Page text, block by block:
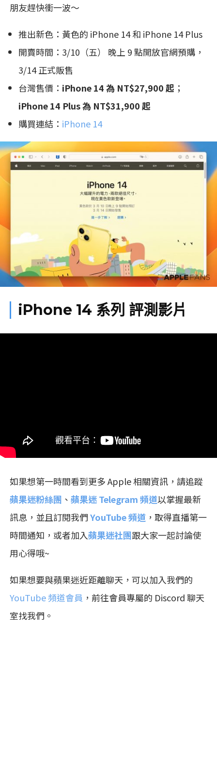
朋友趕快衝一波～
推出新色：黃色的 iPhone 14 和 iPhone 14 Plus
開賣時間：3/10（五） 晚上 9 點開放官網預購，
3/14 正式販售
台灣售價： iPhone 14 為 NT$27,900 起 ；
iPhone 14 Plus 為 NT$31,900 起
購買連結： iPhone 14
iPhone 14 系列 評測影片
如果想第一時間看到更多 Apple 相關資訊，請追蹤
蘋果迷粉絲團 、 蘋果迷 Telegram 頻道以掌握最新
訊息，並且訂閱我們YouTube 頻道 ，取得直播第一
時間通知，或者加入蘋果迷社團跟大家一起討論使
用心得哦~
如果想要與蘋果迷近距離聊天，可以加入我們的
YouTube 頻道會員 ，前往會員專屬的 Discord 聊天
室找我們。